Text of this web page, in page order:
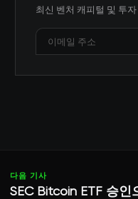
최신 벤처 캐피털 및 투
다음 기사
SEC Bitcoin ETF 승